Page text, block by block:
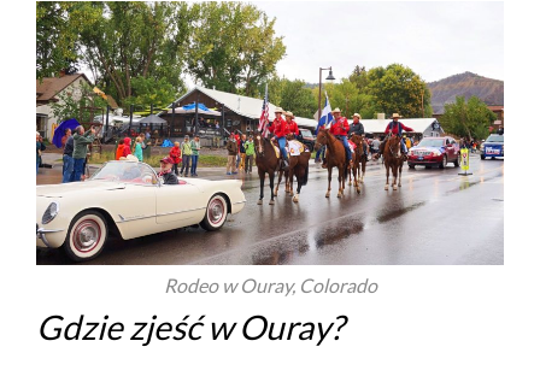
Rodeo w Ouray, Colorado
Gdzie zjeść w Ouray?